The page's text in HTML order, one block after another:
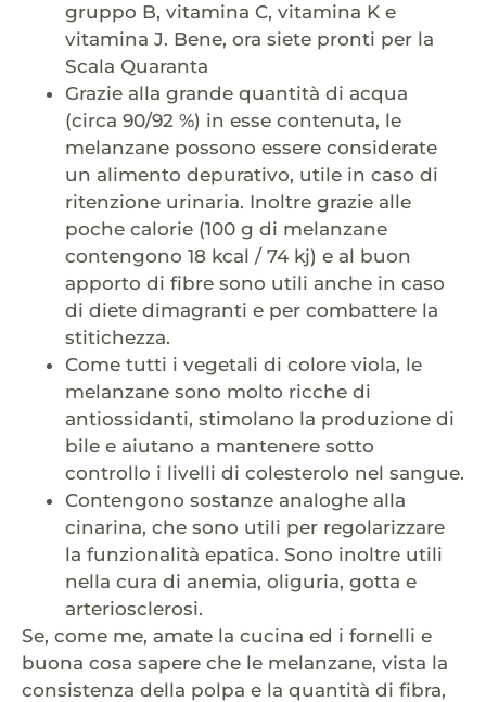
gruppo B, vitamina C, vitamina K e
vitamina J. Bene, ora siete pronti per la
Scala Quaranta
Grazie alla grande quantità di acqua
(circa 90/92 %) in esse contenuta, le
melanzane possono essere considerate
un alimento depurativo, utile in caso di
ritenzione urinaria. Inoltre grazie alle
poche calorie (100 g di melanzane
contengono 18 kcal / 74 kj) e al buon
apporto di fibre sono utili anche in caso
di diete dimagranti e per combattere la
stitichezza.
Come tutti i vegetali di colore viola, le
melanzane sono molto ricche di
antiossidanti, stimolano la produzione di
bile e aiutano a mantenere sotto
controllo i livelli di colesterolo nel sangue.
Contengono sostanze analoghe alla
cinarina, che sono utili per regolarizzare
la funzionalità epatica. Sono inoltre utili
nella cura di anemia, oliguria, gotta e
arteriosclerosi.
Se, come me, amate la cucina ed i fornelli e
buona cosa sapere che le melanzane, vista la
consistenza della polpa e la quantità di fibra,